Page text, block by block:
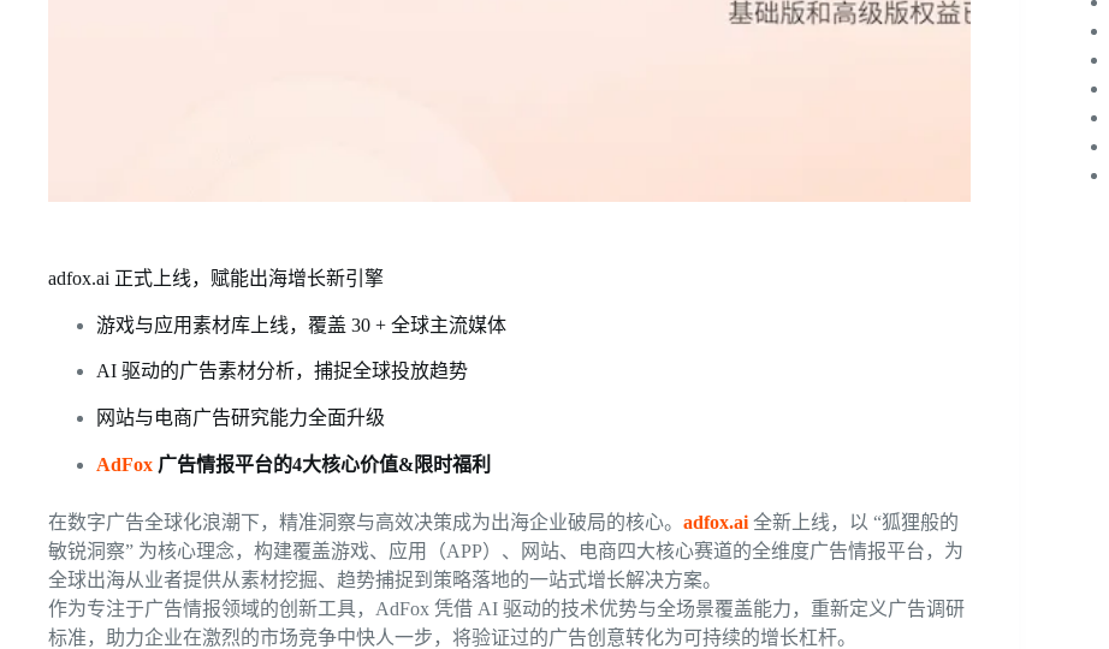
adfox.ai 正式上线，赋能出海增长新引擎
游戏与应用素材库上线，覆盖 30 + 全球主流媒体
AI 驱动的广告素材分析，捕捉全球投放趋势
网站与电商广告研究能力全面升级
AdFox 广告情报平台的4大核心价值&限时福利
在数字广告全球化浪潮下，精准洞察与高效决策成为出海企业破局的核心。 adfox.ai 全新上线，以 “狐狸般的
敏锐洞察” 为核心理念，构建覆盖游戏、应用（APP）、网站、电商四大核心赛道的全维度广告情报平台，为
全球出海从业者提供从素材挖掘、趋势捕捉到策略落地的一站式增长解决方案。
作为专注于广告情报领域的创新工具，AdFox 凭借 AI 驱动的技术优势与全场景覆盖能力，重新定义广告调研
标准，助力企业在激烈的市场竞争中快人一步，将验证过的广告创意转化为可持续的增长杠杆。